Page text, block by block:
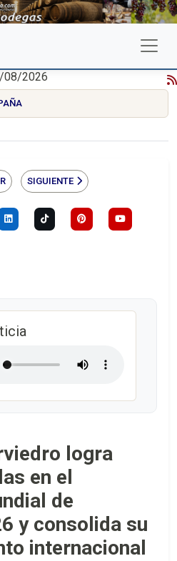
08/2026
SIGUIENTE
logra
en el
de
y consolida su
internacional